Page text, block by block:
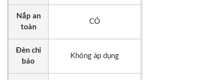
Nắp an
toàn
CÓ
Đèn chỉ
báo
Không áp dụng